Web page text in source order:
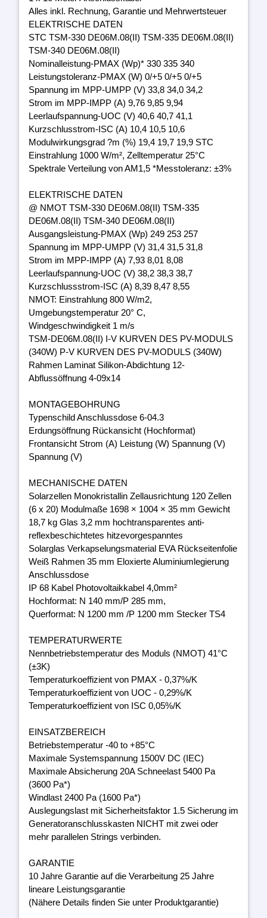
Alles inkl. Rechnung, Garantie und Mehrwertsteuer
ELEKTRISCHE DATEN
STC TSM-330 DE06M.08(II) TSM-335 DE06M.08(II)
TSM-340 DE06M.08(II)
Nominalleistung-PMAX (Wp)* 330 335 340
Leistungstoleranz-PMAX (W) 0/+5 0/+5 0/+5
Spannung im MPP-UMPP (V) 33,8 34,0 34,2
Strom im MPP-IMPP (A) 9,76 9,85 9,94
Leerlaufspannung-UOC (V) 40,6 40,7 41,1
Kurzschlusstrom-ISC (A) 10,4 10,5 10,6
Modulwirkungsgrad ?m (%) 19,4 19,7 19,9 STC
Einstrahlung 1000 W/m², Zelltemperatur 25°C
Spektrale Verteilung von AM1,5 *Messtoleranz: ±3%
ELEKTRISCHE DATEN
@ NMOT TSM-330 DE06M.08(II) TSM-335
DE06M.08(II) TSM-340 DE06M.08(II)
Ausgangsleistung-PMAX (Wp) 249 253 257
Spannung im MPP-UMPP (V) 31,4 31,5 31,8
Strom im MPP-IMPP (A) 7,93 8,01 8,08
Leerlaufspannung-UOC (V) 38,2 38,3 38,7
Kurzschlussstrom-ISC (A) 8,39 8,47 8,55
NMOT: Einstrahlung 800 W/m2,
Umgebungstemperatur 20° C,
Windgeschwindigkeit 1 m/s
TSM-DE06M.08(II) I-V KURVEN DES PV-MODULS
(340W) P-V KURVEN DES PV-MODULS (340W)
Rahmen Laminat Silikon-Abdichtung 12-
Abflussöffnung 4-09x14
MONTAGEBOHRUNG
Typenschild Anschlussdose 6-04.3
Erdungsöffnung Rückansicht (Hochformat)
Frontansicht Strom (A) Leistung (W) Spannung (V)
Spannung (V)
MECHANISCHE DATEN
Solarzellen Monokristallin Zellausrichtung 120 Zellen
(6 x 20) Modulmaße 1698 × 1004 × 35 mm Gewicht
18,7 kg Glas 3,2 mm hochtransparentes anti-
reflexbeschichtetes hitzevorgespanntes
Solarglas Verkapselungsmaterial EVA Rückseitenfolie
Weiß Rahmen 35 mm Eloxierte Aluminiumlegierung
Anschlussdose
IP 68 Kabel Photovoltaikkabel 4,0mm²
Hochformat: N 140 mm/P 285 mm,
Querformat: N 1200 mm /P 1200 mm Stecker TS4
TEMPERATURWERTE
Nennbetriebstemperatur des Moduls (NMOT) 41°C
(±3K)
Temperaturkoeffizient von PMAX - 0,37%/K
Temperaturkoeffizient von UOC - 0,29%/K
Temperaturkoeffizient von ISC 0,05%/K
EINSATZBEREICH
Betriebstemperatur -40 to +85°C
Maximale Systemspannung 1500V DC (IEC)
Maximale Absicherung 20A Schneelast 5400 Pa
(3600 Pa*)
Windlast 2400 Pa (1600 Pa*)
Auslegungslast mit Sicherheitsfaktor 1.5 Sicherung im
Generatoranschlusskasten NICHT mit zwei oder
mehr parallelen Strings verbinden.
GARANTIE
10 Jahre Garantie auf die Verarbeitung 25 Jahre
lineare Leistungsgarantie
(Nähere Details finden Sie unter Produktgarantie)